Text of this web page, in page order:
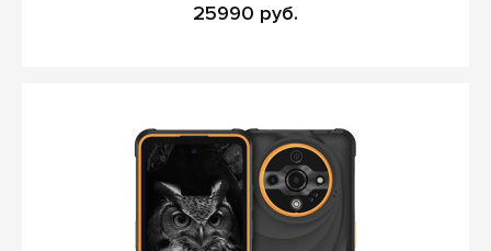
25990 руб.